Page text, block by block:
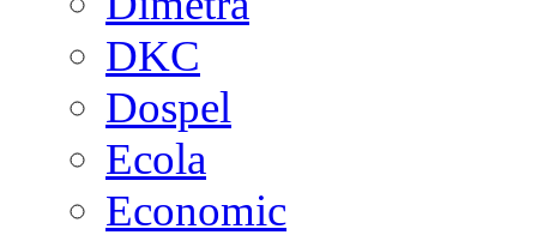
DKC
Dospel
Ecola
Economic